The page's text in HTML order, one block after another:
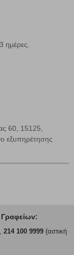
ημέρες.
60, 15125,
εξυπηρέτησης
214 100 9999(αστική